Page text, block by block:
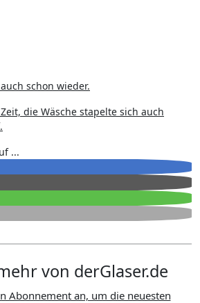
schon wieder.
die Wäsche stapelte sich auch
...
von derGlaser.de